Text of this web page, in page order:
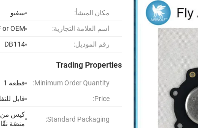
مكان المنشأ:
نينغبو
اسم العلامة التجارية:
or OEM
رقم الموديل:
DB114
Trading Properties
Minimum Order Quantity:
قطعة 1
Price:
قابل
Standard Packaging:
كيس من
منصّة